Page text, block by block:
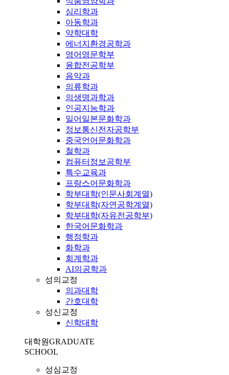
심리학과
아동학과
약학대학
에너지환경공학과
영어영문학부
융합전공학부
음악과
의류학과
의생명과학과
인공지능학과
일어일본문화학과
정보통신전자공학부
중국언어문화학과
철학과
컴퓨터정보공학부
특수교육과
프랑스어문화학과
학부대학(인문사회계열)
학부대학(자연공학계열)
학부대학(자유전공학부)
한국어문화학과
행정학과
화학과
회계학과
AI의공학과
성의교정
의과대학
간호대학
성신교정
신학대학
대학원GRADUATE
SCHOOL
성심교정